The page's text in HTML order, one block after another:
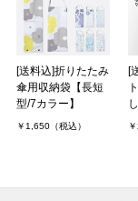
[送料込]折りたたみ
傘用収納袋【長短
型/7カラー】
￥1,650（税込）
[